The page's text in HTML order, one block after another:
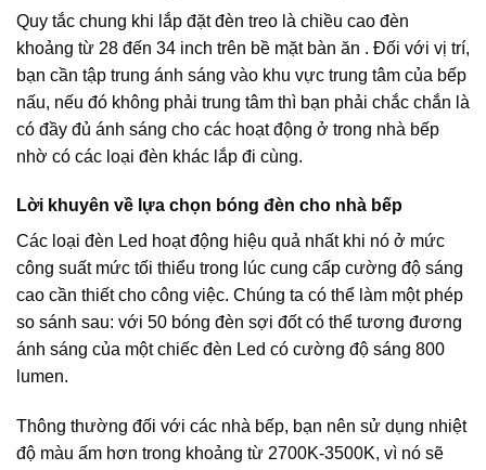
Quy tắc chung khi lắp đặt đèn treo là chiều cao đèn
khoảng từ 28 đến 34 inch trên bề mặt bàn ăn . Đối với vị trí,
bạn cần tập trung ánh sáng vào khu vực trung tâm của bếp
nấu, nếu đó không phải trung tâm thì bạn phải chắc chắn là
có đầy đủ ánh sáng cho các hoạt động ở trong nhà bếp
nhờ có các loại đèn khác lắp đi cùng.
Lời khuyên về lựa chọn bóng đèn cho nhà bếp
Các loại đèn Led hoạt động hiệu quả nhất khi nó ở mức
công suất mức tối thiểu trong lúc cung cấp cường độ sáng
cao cần thiết cho công việc. Chúng ta có thể làm một phép
so sánh sau: với 50 bóng đèn sợi đốt có thể tương đương
ánh sáng của một chiếc đèn Led có cường độ sáng 800
lumen.
Thông thường đối với các nhà bếp, bạn nên sử dụng nhiệt
độ màu ấm hơn trong khoảng từ 2700K-3500K, vì nó sẽ